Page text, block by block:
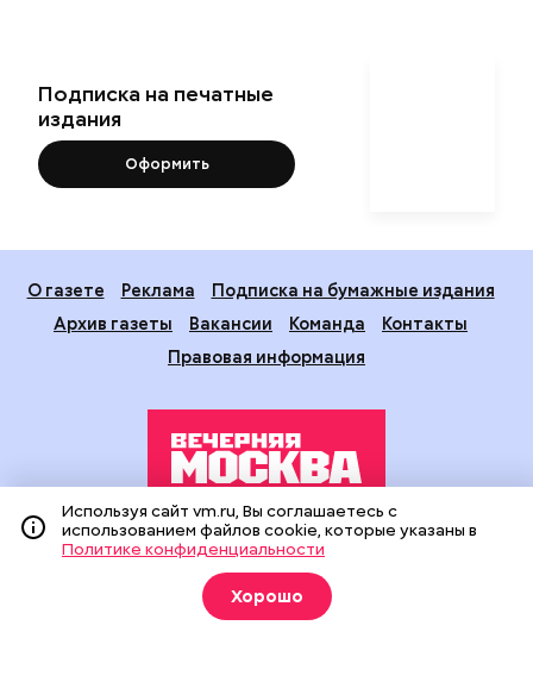
Подписка на печатные
издания
Оформить
О газете Реклама
Подписка на бумажные издания
Архив газеты
Вакансии Команда
Контакты
Правовая информация
Издание создано при финансовой поддержке Департамента
средств массовой информации и рекламы города Москвы.
На сайте применяются рекомендательные технологии
(информационные технологии предоставления информации
на основе сбора, систематизации и анализа сведений,
Используя сайт vm.ru, Вы соглашаетесь с
использованием файлов cookie, которые указаны в
Политике конфиденциальности
Хорошо